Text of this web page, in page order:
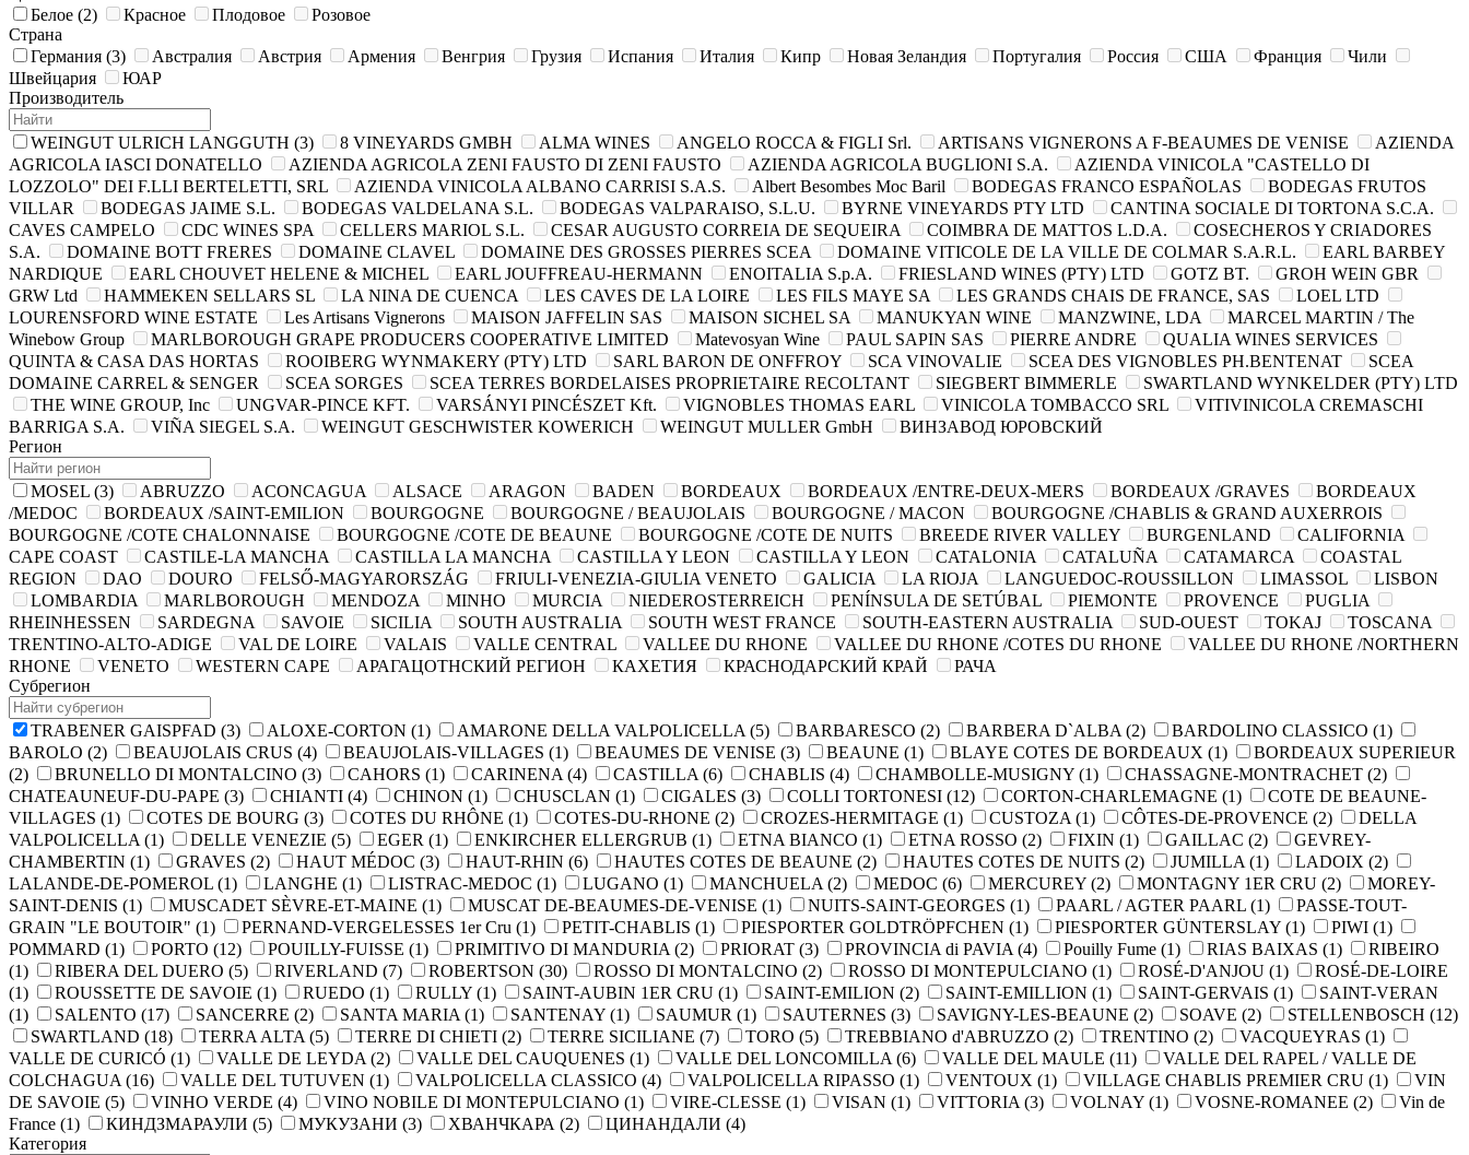
Белое (2) Красное Плодовое
Розовое
Страна
Германия (3) Австралия Австрия Армения Венгрия Грузия Испания Италия Кипр Новая Зеландия Португалия Россия США Франция
Чили
Швейцария
ЮАР
Производитель
WEINGUT ULRICH LANGGUTH (3) 8 VINEYARDS GMBH ALMA WINES ANGELO ROCCA & FIGLI Srl. ARTISANS VIGNERONS A F-BEAUMES DE VENISE
AZIENDA
AGRICOLA IASCI DONATELLO
AZIENDA AGRICOLA ZENI FAUSTO DI ZENI FAUSTO AZIENDA AGRIСOLA BUGLIONI S.A.
AZIENDA VINICOLA "CASTELLO DI
LOZZOLO" DEI F.LLI BERTELETTI, SRL
AZIENDA VINICOLA ALBANO CARRISI S.A.S. Albert Besombes Moc Baril BODEGAS FRANCO ESPAÑOLAS
BODEGAS FRUTOS
VILLAR
BODEGAS JAIME S.L. BODEGAS VALDELANA S.L. BODEGAS VALPARAISO, S.L.U. BYRNE VINEYARDS PTY LTD
CANTINA SOCIALE DI TORTONA S.C.A.
CAVES CAMPELO
CDC WINES SPA CELLERS MARIOL S.L. CESAR AUGUSTO CORREIA DE SEQUEIRA COIMBRA DE MATTOS L.D.A.
COSECHEROS Y CRIADORES
S.A.
DOMAINE BOTT FRERES DOMAINE CLAVEL DOMAINE DES GROSSES PIERRES SCEA DOMAINE VITICOLE DE LA VILLE DE COLMAR S.A.R.L.
EARL BARBEY
NARDIQUE
EARL CHOUVET HELENE & MICHEL EARL JOUFFREAU-HERMANN ENOITALIA S.p.A. FRIESLAND WINES (PTY) LTD GOTZ BT.
GROH WEIN GBR
GRW Ltd
HAMMEKEN SELLARS SL LA NINA DE CUENCA LES CAVES DE LA LOIRE LES FILS MAYE SA LES GRANDS CHAIS DE FRANCE, SAS
LOEL LTD
LOURENSFORD WINE ESTATE
Les Artisans Vignerons MAISON JAFFELIN SAS MAISON SICHEL SA MANUKYAN WINE MANZWINE, LDA
MARCEL MARTIN / The
Winebow Group
MARLBOROUGH GRAPE PRODUCERS COOPERATIVE LIMITED Matevosyan Wine PAUL SAPIN SAS PIERRE ANDRE
QUALIA WINES SERVICES
QUINTA & CASA DAS HORTAS
ROOIBERG WYNMAKERY (PTY) LTD SARL BARON DE ONFFROY SCA VINOVALIE SCEA DES VIGNOBLES PH.BENTENAT
SCEA
DOMAINE CARREL & SENGER
SCEA SORGES SCEA TERRES BORDELAISES PROPRIETAIRE RECOLTANT SIEGBERT BIMMERLE
SWARTLAND WYNKELDER (PTY) LTD
THE WINE GROUP, Inc
UNGVAR-PINCE KFT. VARSÁNYI PINCÉSZET Kft. VIGNOBLES THOMAS EARL VINICOLA TOMBACCO SRL
VITIVINICOLA CREMASCHI
BARRIGA S.A.
VIÑA SIEGEL S.A. WEINGUT GESCHWISTER KOWERICH WEINGUT MULLER GmbH
ВИНЗАВОД ЮРОВСКИЙ
Регион
MOSEL (3) ABRUZZO ACONCAGUA ALSACE ARAGON BADEN BORDEAUX BORDEAUX /ENTRE-DEUX-MERS BORDEAUX /GRAVES
BORDEAUX
/MEDOC
BORDEAUX /SAINT-EMILION BOURGOGNE BOURGOGNE / BEAUJOLAIS BOURGOGNE / MACON
BOURGOGNE /CHABLIS & GRAND AUXERROIS
BOURGOGNE /COTE CHALONNAISE
BOURGOGNE /COTE DE BEAUNE BOURGOGNE /COTE DE NUITS BREEDE RIVER VALLEY BURGENLAND
CALIFORNIA
CAPE COAST
CASTILE-LA MANCHA CASTILLA LA MANCHA CASTILLA Y LEON CASTILLA Y LEON CATALONIA CATALUÑA CATAMARCA
COASTAL
REGION
DAO DOURO FELSŐ-MAGYARORSZÁG FRIULI-VENEZIA-GIULIA VENETO GALICIA LA RIOJA LANGUEDOC-ROUSSILLON LIMASSOL
LISBON
LOMBARDIA
MARLBOROUGH MENDOZA MINHO MURCIA NIEDEROSTERREICH PENÍNSULA DE SETÚBAL PIEMONTE PROVENCE
PUGLIA
RHEINHESSEN
SARDEGNA SAVOIE SICILIA SOUTH AUSTRALIA SOUTH WEST FRANCE SOUTH-EASTERN AUSTRALIA SUD-OUEST TOKAJ
TOSCANA
TRENTINO-ALTO-ADIGE
VAL DE LOIRE VALAIS VALLE CENTRAL VALLEE DU RHONE VALLEE DU RHONE /COTES DU RHONE
VALLEE DU RHONE /NORTHERN
RHONE
VENETO WESTERN CAPE АРАГАЦОТНСКИЙ РЕГИОН КАХЕТИЯ КРАСНОДАРСКИЙ КРАЙ
РАЧА
Субрегион
TRABENER GAISPFAD (3) ALOXE-CORTON (1) AMARONE DELLA VALPOLICELLA (5) BARBARESCO (2) BARBERA D`ALBA (2) BARDOLINO CLASSICO (1)
BAROLO (2) BEAUJOLAIS CRUS (4) BEAUJOLAIS-VILLAGES (1) BEAUMES DE VENISE (3) BEAUNE (1) BLAYE COTES DE BORDEAUX (1)
BORDEAUX SUPERIEUR
(2)
BRUNELLO DI MONTALCINO (3) CAHORS (1) CARINENA (4) CASTILLA (6) CHABLIS (4) CHAMBOLLE-MUSIGNY (1) CHASSAGNE-MONTRACHET (2)
CHATEAUNEUF-DU-PAPE (3) CHIANTI (4) CHINON (1) CHUSCLAN (1) CIGALES (3) COLLI TORTONESI (12) CORTON-CHARLEMAGNE (1)
COTE DE BEAUNE-
VILLAGES (1) COTES DE BOURG (3) COTES DU RHÔNE (1) COTES-DU-RHONE (2) CROZES-HERMITAGE (1) CUSTOZA (1) CÔTES-DE-PROVENCE (2)
DELLA
VALPOLICELLA (1) DELLE VENEZIE (5) EGER (1) ENKIRCHER ELLERGRUB (1) ETNA BIANCO (1) ETNA ROSSO (2) FIXIN (1) GAILLAC (2)
GEVREY-
CHAMBERTIN (1) GRAVES (2) HAUT MÉDOC (3) HAUT-RHIN (6) HAUTES COTES DE BEAUNE (2) HAUTES COTES DE NUITS (2) JUMILLA (1) LADOIX (2)
LALANDE-DE-POMEROL (1) LANGHE (1) LISTRAC-MEDOC (1) LUGANO (1) MANCHUELA (2) MEDOC (6) MERCUREY (2) MONTAGNY 1ER CRU (2)
MOREY-
SAINT-DENIS (1) MUSCADET SÈVRE-ET-MAINE (1) MUSCAT DE-BEAUMES-DE-VENISE (1) NUITS-SAINT-GEORGES (1) PAARL / AGTER PAARL (1)
PASSE-TOUT-
GRAIN "LE BOUTOIR" (1) PERNAND-VERGELESSES 1er Cru (1) PETIT-CHABLIS (1) PIESPORTER GOLDTRÖPFCHEN (1) PIESPORTER GÜNTERSLAY (1) PIWI (1)
POMMARD (1) PORTO (12) POUILLY-FUISSE (1) PRIMITIVO DI MANDURIA (2) PRIORAT (3) PROVINCIA di PAVIA (4) Pouilly Fume (1) RIAS BAIXAS (1)
RIBEIRO
(1)
RIBERA DEL DUERO (5) RIVERLAND (7) ROBERTSON (30) ROSSO DI MONTALCINO (2) ROSSO DI MONTEPULCIANO (1) ROSÉ-D'ANJOU (1)
ROSÉ-DE-LOIRE
(1)
ROUSSETTE DE SAVOIE (1) RUEDO (1) RULLY (1) SAINT-AUBIN 1ER CRU (1) SAINT-EMILION (2) SAINT-EMILLION (1) SAINT-GERVAIS (1)
SAINT-VERAN
(1)
SALENTO (17) SANCERRE (2) SANTA MARIA (1) SANTENAY (1) SAUMUR (1) SAUTERNES (3) SAVIGNY-LES-BEAUNE (2) SOAVE (2) STELLENBOSCH (12)
SWARTLAND (18) TERRA ALTA (5) TERRE DI CHIETI (2) TERRE SICILIANE (7) TORO (5) TREBBIANO d'ABRUZZO (2) TRENTINO (2) VACQUEYRAS (1)
VALLE DE CURICÓ (1) VALLE DE LEYDA (2) VALLE DEL CAUQUENES (1) VALLE DEL LONCOMILLA (6) VALLE DEL MAULE (11)
VALLE DEL RAPEL / VALLE DE
COLCHAGUA (16) VALLE DEL TUTUVEN (1) VALPOLICELLA CLASSICO (4) VALPOLICELLA RIPASSO (1) VENTOUX (1) VILLAGE CHABLIS PREMIER CRU (1)
VIN
DE SAVOIE (5) VINHO VERDE (4) VINO NOBILE DI MONTEPULCIANO (1) VIRE-CLESSE (1) VISAN (1) VITTORIA (3) VOLNAY (1) VOSNE-ROMANEE (2)
Vin de
France (1) КИНДЗМАРАУЛИ (5) МУКУЗАНИ (3) ХВАНЧКАРА (2) ЦИНАНДАЛИ (4)
Категория